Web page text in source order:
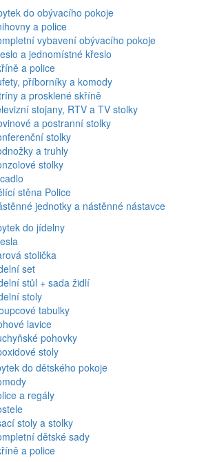
do obývacího pokoje
a police
vybavení obývacího pokoje
a jednomístné křeslo
a police
příborníky a komody
a prosklené skříně
stojany, RTV a TV stolky
a postranní stolky
stolky
a truhly
stolky
stěna Police
jednotky a nástěnné nástavce
do jídelny
stolička
set
stůl + sada židlí
stoly
tabulky
lavice
pohovky
stoly
do dětského pokoje
a regály
stoly a stolky
dětské sady
a police